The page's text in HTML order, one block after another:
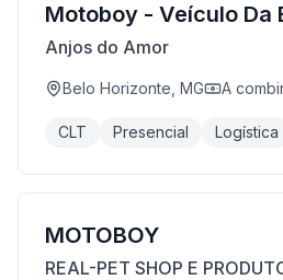
Motoboy - Veículo Da
Anjos do Amor
Belo Horizonte, MG A
CLT Presencial Logística
MOTOBOY
REAL-PET SHOP E